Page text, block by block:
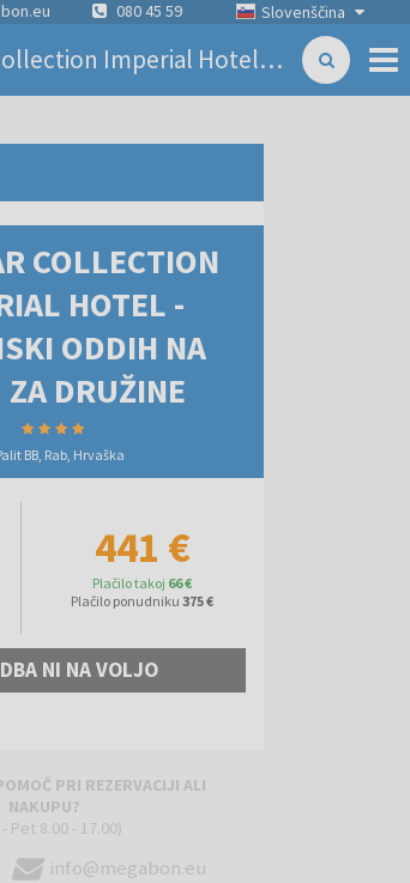
Slovenščina
080 45 59
Valamar Collection Imperial Hotel - Vrhunski oddih na Rabu za družine
COLLECTION
HOTEL -
ODDIH NA
ZA DRUŽINE
BB, Rab, Hrvaška
441 €
Plačilo takoj 66 €
Plačilo ponudniku 375 €
NI NA VOLJO
PRI REZERVACIJI ALI
NAKUPU?
Pet 8.00 - 17.00)
info@megabon.eu